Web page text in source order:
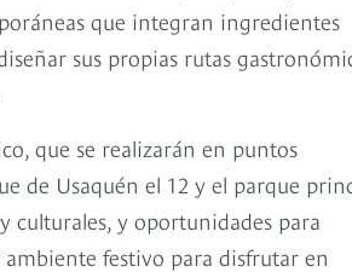
que integran ingredientes
sus propias rutas
que se realizarán en puntos
de Usaquén el 12 y el parque
culturales, y oportunidades para
festivo para disfrutar en